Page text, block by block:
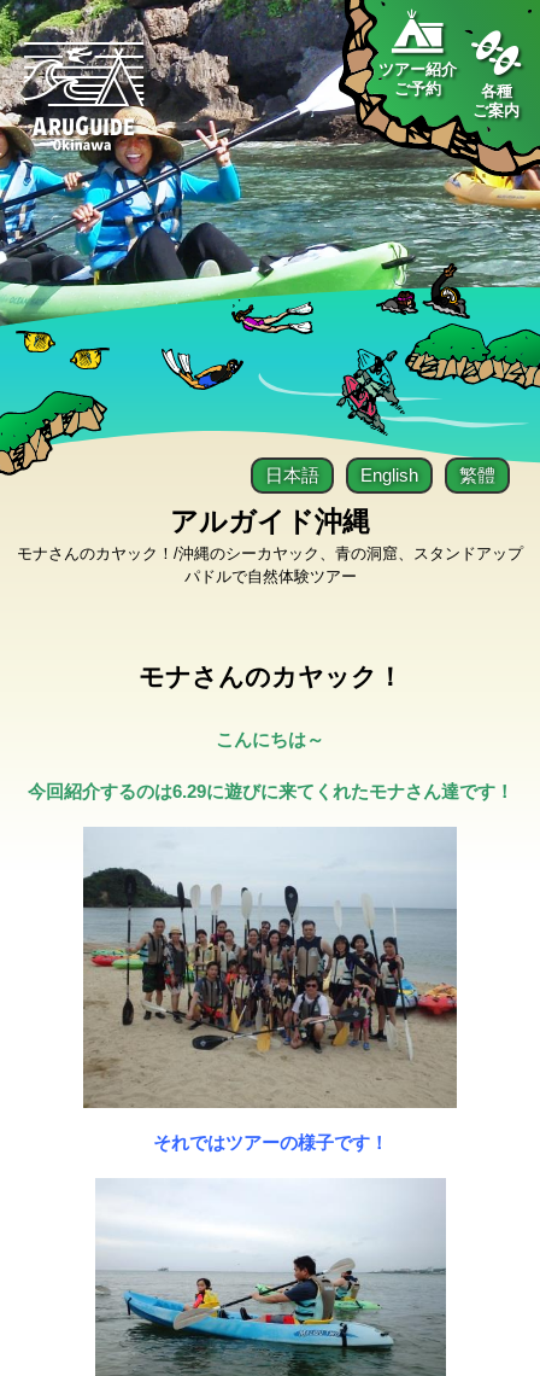
ツアー紹介
ご予約
各種
ご案内
アルガイド沖縄
モナさんのカヤック！/沖縄のシーカヤック、青の洞窟、スタンドアップ
パドルで自然体験ツアー
日本語 English 繁體
モナさんのカヤック！
こんにちは～
今回紹介するのは6.29に遊びに来てくれたモナさん達です！
それではツアーの様子です！